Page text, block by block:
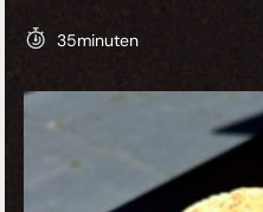
35minuten